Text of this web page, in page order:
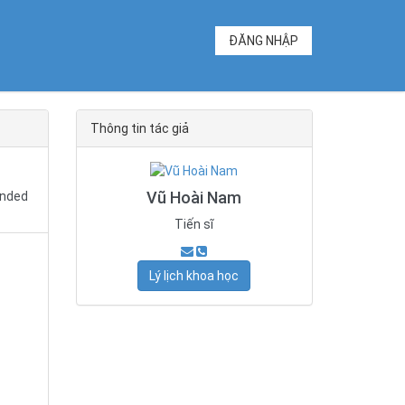
ĐĂNG NHẬP
Thông tin tác giả
Vũ Hoài Nam
Tiến sĩ
Lý lịch khoa học